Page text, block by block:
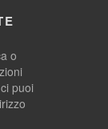
o
puoi